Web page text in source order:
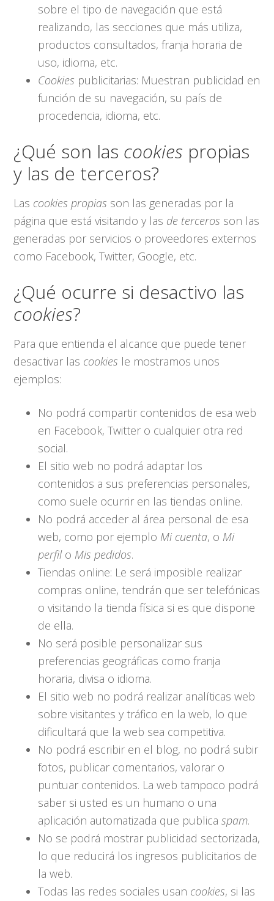
sobre el tipo de navegación que está
realizando, las secciones que más utiliza,
productos consultados, franja horaria de
uso, idioma, etc.
Cookies publicitarias: Muestran publicidad en
función de su navegación, su país de
procedencia, idioma, etc.
¿Qué son las cookies propias
y las de terceros?
Las cookies propias son las generadas por la
página que está visitando y las de terceros son las
generadas por servicios o proveedores externos
como Facebook, Twitter, Google, etc.
¿Qué ocurre si desactivo las
cookies?
Para que entienda el alcance que puede tener
desactivar las cookies le mostramos unos
ejemplos:
No podrá compartir contenidos de esa web
en Facebook, Twitter o cualquier otra red
social.
El sitio web no podrá adaptar los
contenidos a sus preferencias personales,
como suele ocurrir en las tiendas online.
No podrá acceder al área personal de esa
web, como por ejemplo Mi cuenta, o Mi
perfilo Mis pedidos.
Tiendas online: Le será imposible realizar
compras online, tendrán que ser telefónicas
o visitando la tienda física si es que dispone
de ella.
No será posible personalizar sus
preferencias geográficas como franja
horaria, divisa o idioma.
El sitio web no podrá realizar analíticas web
sobre visitantes y tráfico en la web, lo que
dificultará que la web sea competitiva.
No podrá escribir en el blog, no podrá subir
fotos, publicar comentarios, valorar o
puntuar contenidos. La web tampoco podrá
saber si usted es un humano o una
aplicación automatizada que publicaspam.
No se podrá mostrar publicidad sectorizada,
lo que reducirá los ingresos publicitarios de
la web.
Todas las redes sociales usan cookies, si las